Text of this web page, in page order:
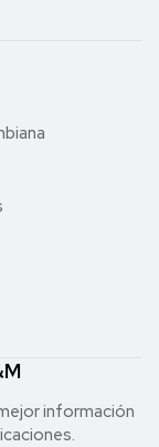
in formación